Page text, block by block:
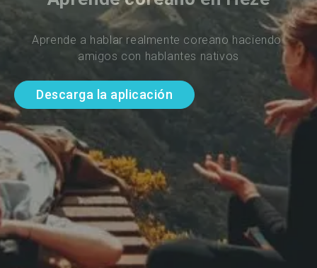
Aprende a hablar realmente coreano haciendo
amigos con hablantes nativos
Descarga la aplicación